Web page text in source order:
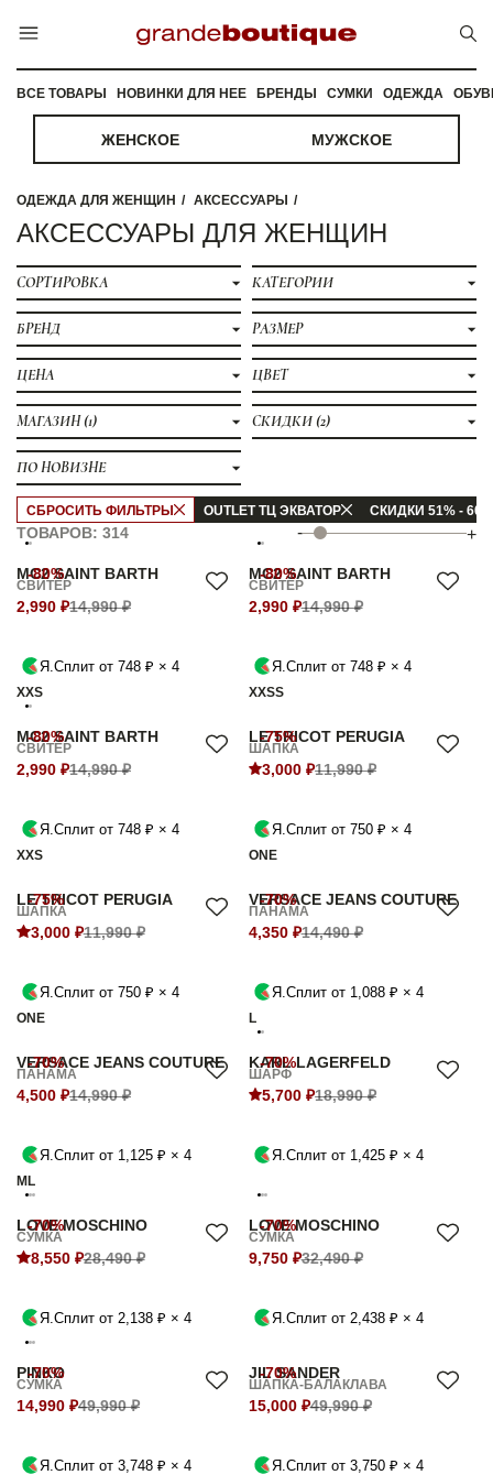
ВСЕ ТОВАРЫ НОВИНКИ ДЛЯ НЕЕ БРЕНДЫ СУМКИ ОДЕЖДА
ЖЕНСКОЕ МУЖСКОЕ
ОДЕЖДА ДЛЯ ЖЕНЩИН АКСЕССУАРЫ
АКСЕССУАРЫ ДЛЯ ЖЕНЩИН
СОРТИРОВКА КАТЕГОРИИ
БРЕНД РАЗМЕР
ЦЕНА ЦВЕТ
МАГАЗИН(1) СКИДКИ(2)
ПО НОВИЗНЕ
СБРОСИТЬ ФИЛЬТРЫ OUTLET ТЦ ЭКВАТОР СКИДКИ 51% - 60%
ТОВАРОВ: 314 - +
-80%
MC2 SAINT BARTH
СВИТЕР
2,990 ₽14,990 ₽
Я.Сплит от 748 ₽ × 4
XXS
-80%
MC2 SAINT BARTH
СВИТЕР
2,990 ₽14,990 ₽
Я.Сплит от 748 ₽ × 4
XXSS
-80%
MC2 SAINT BARTH
СВИТЕР
2,990 ₽14,990 ₽
Я.Сплит от 748 ₽ × 4
XXS
-75%
LE TRICOT PERUGIA
ШАПКА
3,000 ₽11,990 ₽
Я.Сплит от 750 ₽ × 4
ONE
-75%
LE TRICOT PERUGIA
ШАПКА
3,000 ₽11,990 ₽
Я.Сплит от 750 ₽ × 4
ONE
-70%
VERSACE JEANS COUTURE
ПАНАМА
4,350 ₽14,490 ₽
Я.Сплит от 1,088 ₽ × 4
L
-70%
VERSACE JEANS COUTURE
ПАНАМА
4,500 ₽14,990 ₽
Я.Сплит от 1,125 ₽ × 4
M L
-70%
KARL LAGERFELD
ШАРФ
5,700 ₽18,990 ₽
Я.Сплит от 1,425 ₽ × 4
-70%
LOVE MOSCHINO
СУМКА
8,550 ₽28,490 ₽
Я.Сплит от 2,138 ₽ × 4
-70%
LOVE MOSCHINO
СУМКА
9,750 ₽32,490 ₽
Я.Сплит от 2,438 ₽ × 4
-70%
PINKO
СУМКА
14,990 ₽49,990 ₽
Я.Сплит от 3,748 ₽ × 4
-70%
JIL SANDER
ШАПКА-БАЛАКЛАВА
15,000 ₽49,990 ₽
Я.Сплит от 3,750 ₽ × 4